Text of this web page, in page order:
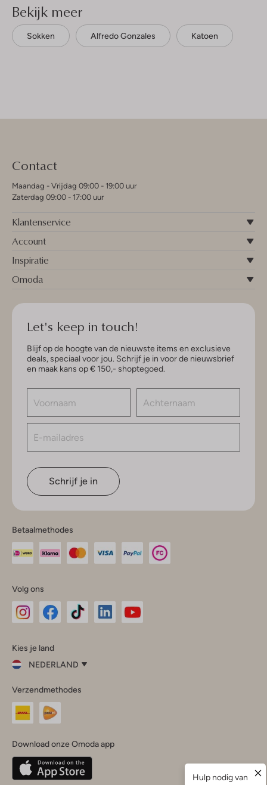
Bekijk meer
Sokken Alfredo Gonzales Katoen
Contact
Maandag - Vrijdag 09:00 - 19:00 uur
Zaterdag 09:00 - 17:00 uur
Klantenservice
Account
Inspiratie
Omoda
Let's keep in touch!
Blijf op de hoogte van de nieuwste items en exclusieve
deals, speciaal voor jou. Schrijf je in voor de nieuwsbrief
en maak kans op € 150,- shoptegoed.
Schrijf je in
Betaalmethodes
Volg ons
InstagramFacebook
Kies je land
NEDERLAND
je
land
Nederland
Belgique(Français)
Deutschland
Verzendmethodes
Download onze Omoda app